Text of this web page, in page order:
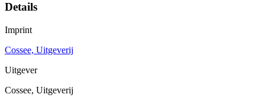
Details
Imprint
Cossee, Uitgeverij
Uitgever
Cossee, Uitgeverij